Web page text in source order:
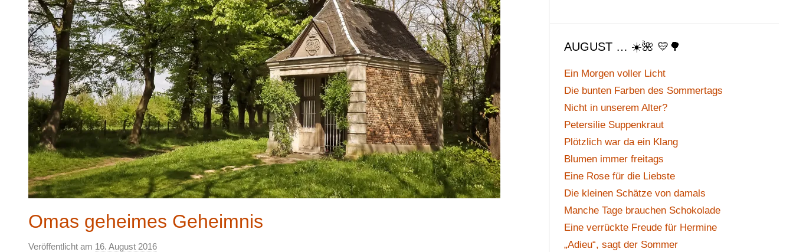
Omas geheimes Geheimnis
Veröffentlicht am 16. August 2016
AUGUST … ☀️🌺 💛🌳
Ein Morgen voller Licht
Die bunten Farben des Sommertags
Nicht in unserem Alter?
Petersilie Suppenkraut
Plötzlich war da ein Klang
Blumen immer freitags
Eine Rose für die Liebste
Die kleinen Schätze von damals
Manche Tage brauchen Schokolade
Eine verrückte Freude für Hermine
„Adieu“, sagt der Sommer